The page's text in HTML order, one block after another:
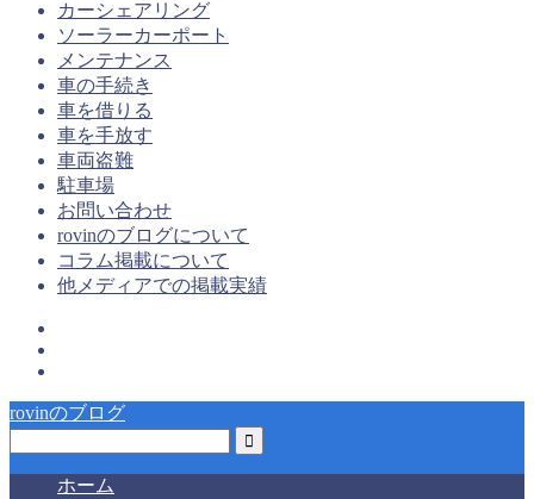
カーシェアリング
ソーラーカーポート
メンテナンス
車の手続き
車を借りる
車を手放す
車両盗難
駐車場
お問い合わせ
rovinのブログについて
コラム掲載について
他メディアでの掲載実績
rovinのブログ
ホーム